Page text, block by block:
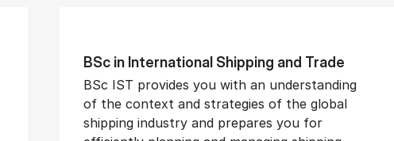
BSc in In­ter­na­tion­al Ship­ping and Trade
BSc IST provides you with an understanding
of the context and strategies of the global
shipping industry and prepares you for